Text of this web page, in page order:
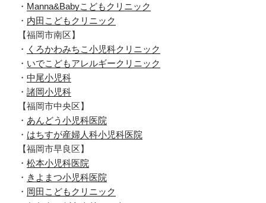
・ Manna&Babyこどもクリニック
・ 内田こどもクリニック
【福岡市南区】
・ くろかわみちこ小児科クリニック
・ いでこどもアレルギークリニック
・ 中尾小児科
・ 諸岡小児科
【福岡市中央区】
・ あんどう小児科医院
・ はちすが産婦人科小児科医院
【福岡市早良区】
・ 松本小児科医院
・ きよまつ小児科医院
・ 岡田こどもクリニック